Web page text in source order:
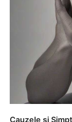
Cauzele și